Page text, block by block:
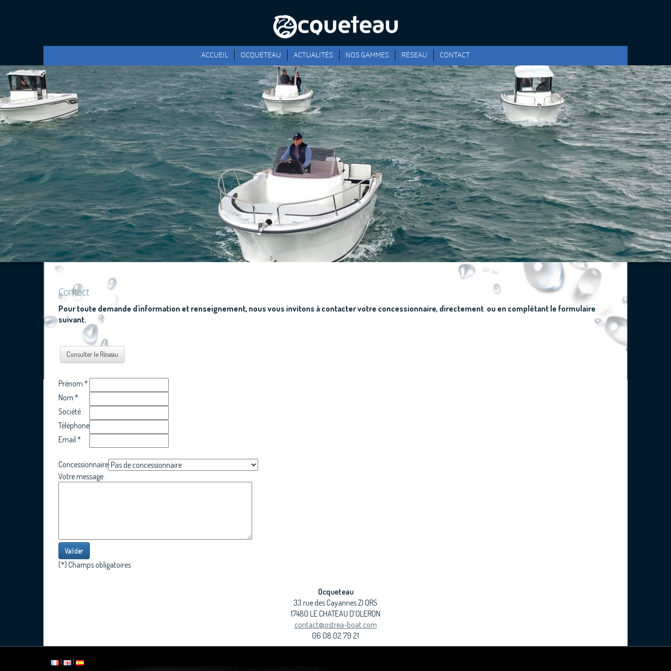
ACCUEIL OCQUETEAU ACTUALITÉS NOS GAMMES RÉSEAU CONTACT
Contact
Pour toute demande d'information et renseignement, nous vous invitons à contacter votre concessionnaire, directement ou en complétant le formulaire
suivant.
Consulter le Réseau
Prénom *
Nom *
Société
Téléphone
Email *
Concessionnaire
Votre message :
Valider
(*) Champs obligatoires
Ocqueteau
33 rue des Cayannes ZI ORS
17480 LE CHATEAU D’OLERON
contact@ostrea-boat.com
06 08 02 79 21
| |